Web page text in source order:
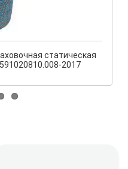
статическая
2017